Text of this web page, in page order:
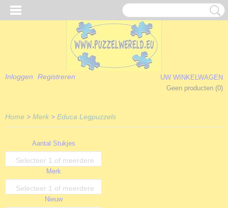
Inloggen Registreren
UW WINKELWAGEN
Geen producten (0)
Home > Merk > Educa Legpuzzels
Aantal Stukjes
Selecteer 1 of meerdere
opties
Merk
Selecteer 1 of meerdere
opties
Nieuw